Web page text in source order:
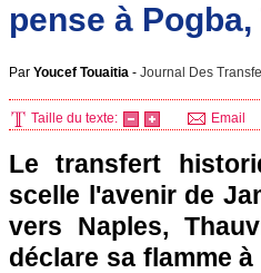
pense à
Par Youcef Touaitia - Journal Des
Taille du texte: Email
Le transfert
scelle l'avenir de
vers Naples,
déclare sa flamme